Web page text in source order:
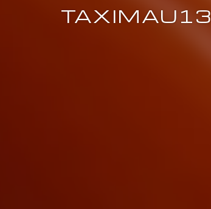
TAXIMAU13